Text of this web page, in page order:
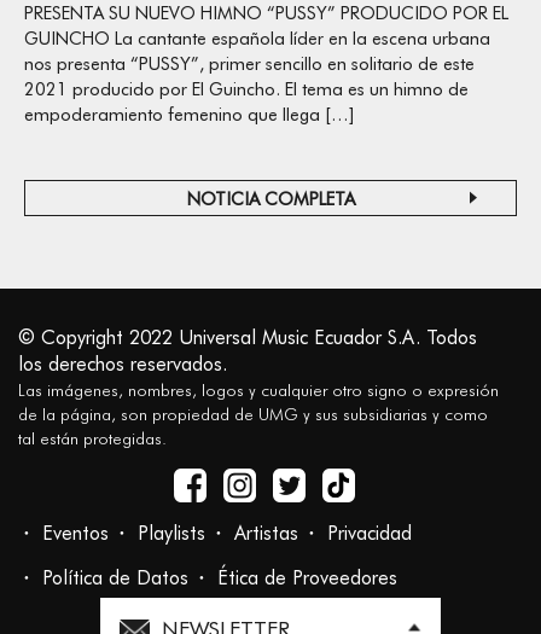
PRESENTA SU NUEVO HIMNO “PUSSY” PRODUCIDO POR EL
GUINCHO La cantante española líder en la escena urbana
nos presenta “PUSSY”, primer sencillo en solitario de este
2021 producido por El Guincho. El tema es un himno de
empoderamiento femenino que llega […]
NOTICIA COMPLETA
NEWSLETTER
© Copyright 2022 Universal Music Ecuador S.A. Todos
los derechos reservados.
Las imágenes, nombres, logos y cualquier otro signo o expresión
de la página, son propiedad de UMG y sus subsidiarias y como
tal están protegidas.
Eventos Playlists Artistas
Privacidad
Política de Datos
Ética de Proveedores